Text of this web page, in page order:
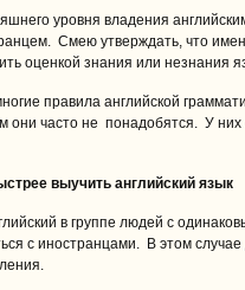
уровня владения
Смею утверждать, что
оценкой знания или незнания
правила английской
они часто не понадобятся. У них
выучить английский язык
в группе людей с
с иностранцами. В этом случае